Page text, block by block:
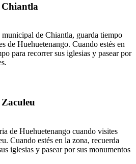
de Chiantla, guarda tiempo
de Huehuetenango. Cuando estés en
para recorrer sus iglesias y pasear por
de Huehuetenango cuando visites
Cuando estés en la zona, recuerda
iglesias y pasear por sus monumentos